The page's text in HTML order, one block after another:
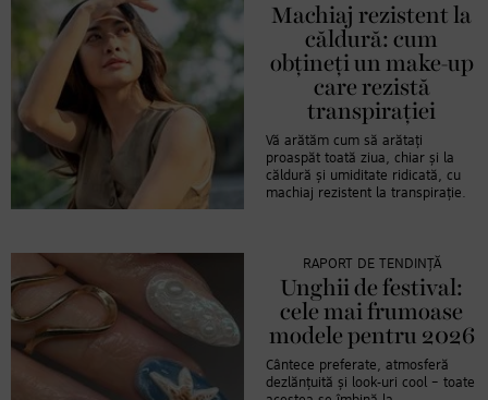
Machiaj rezistent la
căldură: cum
obțineți un make-up
care rezistă
transpirației
Vă arătăm cum să arătați
proaspăt toată ziua, chiar și la
căldură și umiditate ridicată, cu
machiaj rezistent la transpirație.
RAPORT DE TENDINȚĂ
Unghii de festival:
cele mai frumoase
modele pentru 2026
Cântece preferate, atmosferă
dezlănțuită și look-uri cool – toate